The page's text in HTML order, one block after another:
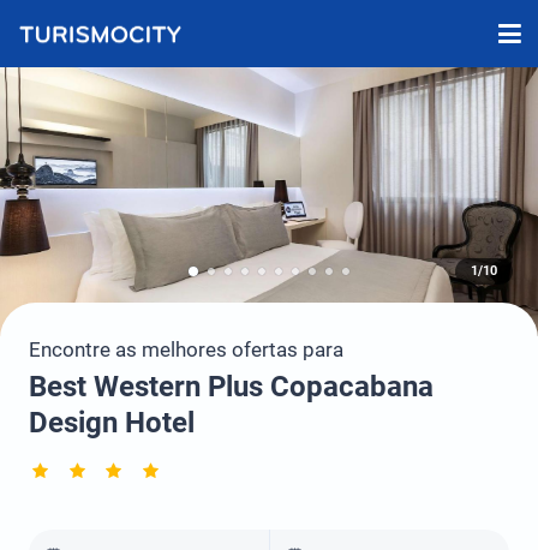
1/10
Encontre as melhores ofertas para
Best Western Plus Copacabana
Design Hotel